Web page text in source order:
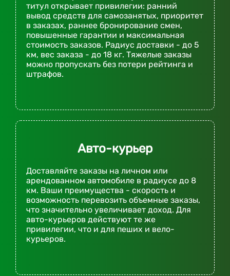
титул открывает привилегии: ранний
вывод средств для самозанятых, приоритет
в заказах, раннее бронирование смен,
повышенные гарантии и максимальная
стоимость заказов. Радиус доставки - до 5
км, вес заказа - до 18 кг. Тяжелые заказы
можно пропускать без потери рейтинга и
штрафов.
Авто-курьер
Доставляйте заказы на личном или
арендованном автомобиле в радиусе до 8
км. Ваши преимущества - скорость и
возможность перевозить объемные заказы,
что значительно увеличивает доход. Для
авто-курьеров действуют те же
привилегии, что и для пеших и вело-
курьеров.